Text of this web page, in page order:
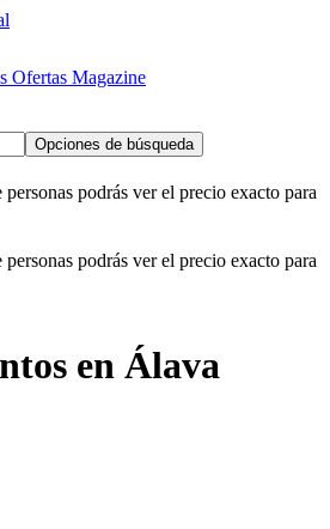
Ofertas Magazine
Opciones de búsqueda
podrás ver el precio exacto para
podrás ver el precio exacto para
en Álava